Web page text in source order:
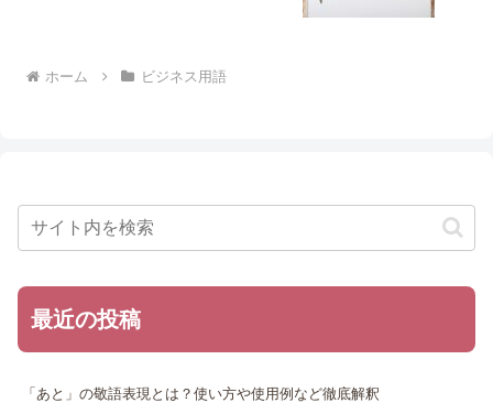
ホーム ビジネス用語
最近の投稿
「あと」の敬語表現とは？使い方や使用例など徹底解釈